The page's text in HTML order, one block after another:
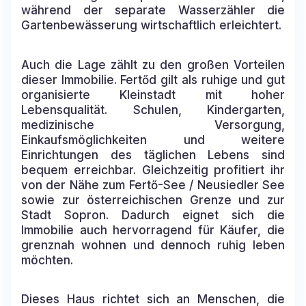
während der separate Wasserzähler die
Gartenbewässerung wirtschaftlich erleichtert.
Auch die Lage zählt zu den großen Vorteilen
dieser Immobilie. Fertőd gilt als ruhige und gut
organisierte Kleinstadt mit hoher
Lebensqualität. Schulen, Kindergarten,
medizinische Versorgung,
Einkaufsmöglichkeiten und weitere
Einrichtungen des täglichen Lebens sind
bequem erreichbar. Gleichzeitig profitiert ihr
von der Nähe zum Fertő-See / Neusiedler See
sowie zur österreichischen Grenze und zur
Stadt Sopron. Dadurch eignet sich die
Immobilie auch hervorragend für Käufer, die
grenznah wohnen und dennoch ruhig leben
möchten.
Dieses Haus richtet sich an Menschen, die